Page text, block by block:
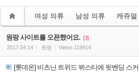
여성 의류 남성 의류 캐쥬얼
원팡 사이트를 오픈했어요. [3]
2017.04.14
원팡 Views 119914
[롯데온] 비츠닌 트위드 뷔스티에 뒷밴딩 스